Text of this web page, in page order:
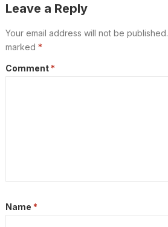
Leave a Reply
Your email address will not be published.
marked *
Comment *
Name *